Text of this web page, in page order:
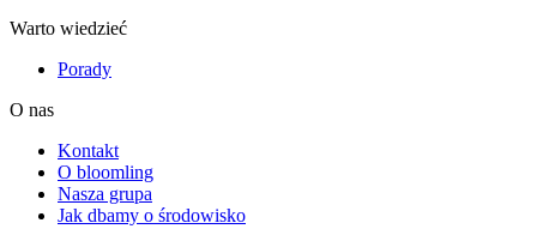
Warto wiedzieć
Porady
O nas
Kontakt
O bloomling
Nasza grupa
Jak dbamy o środowisko